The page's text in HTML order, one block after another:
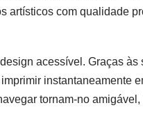
artísticos com qualidade
acessível. Graças
instantaneamente
tornam-no